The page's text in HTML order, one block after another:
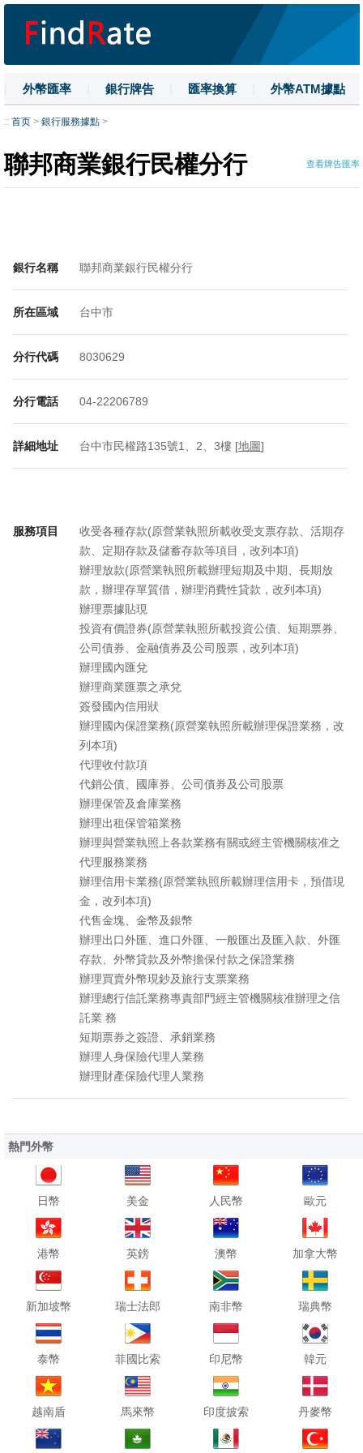
外幣匯率 銀行牌告 匯率換算 外幣ATM據點
| 名詞解釋 | 換匯技巧
:: 首页 > 銀行服務據點 >
聯邦商業銀行民權分行 查看牌告匯率
銀行名稱 聯邦商業銀行民權分行
所在區域 台中市
分行代碼 8030629
分行電話 04-22206789
詳細地址 台中市民權路135號1、2、3樓 [地圖]
服務項目
收受各種存款(原營業執照所載收受支票存款、活期存
款、定期存款及儲蓄存款等項目，改列本項)
辦理放款(原營業執照所載辦理短期及中期、長期放
款，辦理存單質借，辦理消費性貸款，改列本項)
辦理票據貼現
投資有價證券(原營業執照所載投資公債、短期票券、
公司債券、金融債券及公司股票，改列本項)
辦理國內匯兌
辦理商業匯票之承兌
簽發國內信用狀
辦理國內保證業務(原營業執照所載辦理保證業務，改
列本項)
代理收付款項
代銷公債、國庫券、公司債券及公司股票
辦理保管及倉庫業務
辦理出租保管箱業務
辦理與營業執照上各款業務有關或經主管機關核准之
代理服務業務
辦理信用卡業務(原營業執照所載辦理信用卡，預借現
金，改列本項)
代售金塊、金幣及銀幣
辦理出口外匯、進口外匯、一般匯出及匯入款、外匯
存款、外幣貸款及外幣擔保付款之保證業務
辦理買賣外幣現鈔及旅行支票業務
辦理總行信託業務專責部門經主管機關核准辦理之信
託業 務
短期票券之簽證、承銷業務
辦理人身保險代理人業務
辦理財產保險代理人業務
熱門外幣
日幣 美金 人民幣 歐元
港幣 英鎊 澳幣 加拿大幣
新加坡幣 瑞士法郎 南非幣 瑞典幣
泰幣 菲國比索 印尼幣 韓元
越南盾 馬來幣 印度披索 丹麥幣